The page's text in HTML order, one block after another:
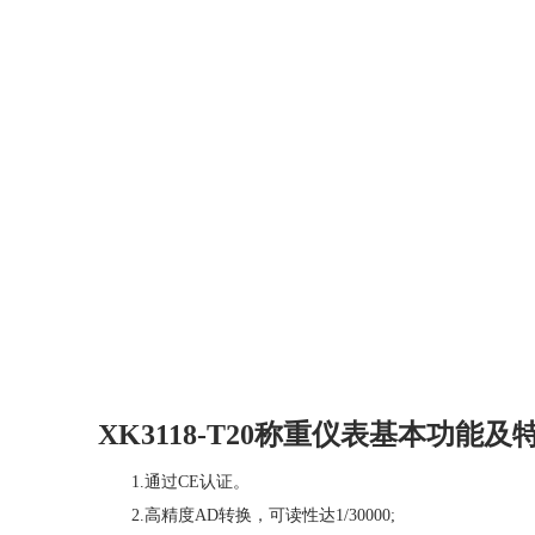
XK3118-T20称重仪表基本功能及
1.通过CE认证。
2.高精度AD转换，可读性达1/30000;